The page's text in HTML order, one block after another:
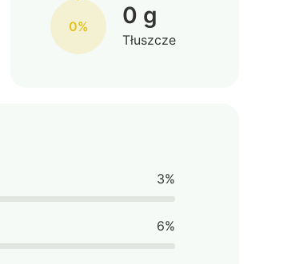
0% 0 g
Tłuszcze
3%
6%